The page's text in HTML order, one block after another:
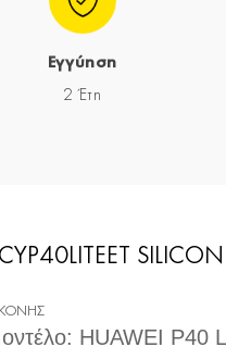
Εγγύηση
2 Έτη
SILICON
HUAWEI P40